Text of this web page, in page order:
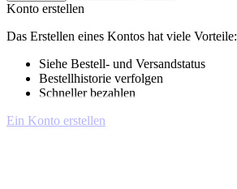
Konto erstellen
Das Erstellen eines Kontos hat viele Vorteile:
Siehe Bestell- und Versandstatus
Bestellhistorie verfolgen
Schneller bezahlen
Ein Konto erstellen